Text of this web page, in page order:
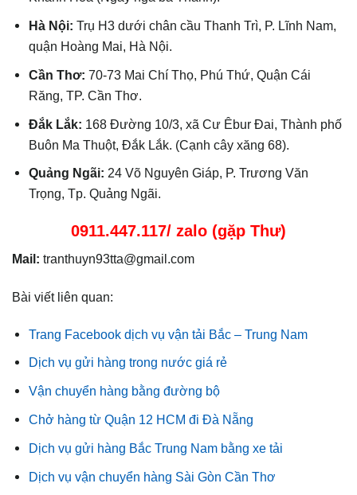
Hà Nội:Trụ H3 dưới chân cầu Thanh Trì, P. Lĩnh Nam,
quận Hoàng Mai, Hà Nội.
Cần Thơ:70-73 Mai Chí Thọ, Phú Thứ, Quận Cái
Răng, TP. Cần Thơ.
Đắk Lắk: 168 Đường 10/3, xã Cư Êbur Đai, Thành phố
Buôn Ma Thuột, Đắk Lắk. (Cạnh cây xăng 68).
Quảng Ngãi: 24 Võ Nguyên Giáp, P. Trương Văn
Trọng, Tp. Quảng Ngãi.
0911.447.117/ zalo (gặp Thư)
Mail: tranthuyn93tta@gmail.com
Bài viết liên quan:
Trang Facebook dịch vụ vận tải Bắc – Trung Nam
Dịch vụ gửi hàng trong nước giá rẻ
Vận chuyển hàng bằng đường bộ
Chở hàng từ Quận 12 HCM đi Đà Nẵng
Dịch vụ gửi hàng Bắc Trung Nam bằng xe tải
Dịch vụ vận chuyển hàng Sài Gòn Cần Thơ